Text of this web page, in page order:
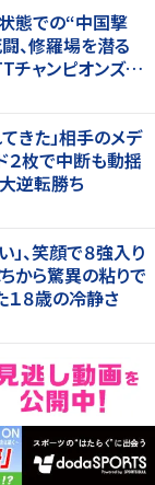
態での“中国撃
、修羅場を潜る
チャンピオンズ横
きた」相手のメデ
２枚で中断も動揺
逆転勝ち
」、笑顔で８強入り
から驚異の粘りで
８歳の冷静さ